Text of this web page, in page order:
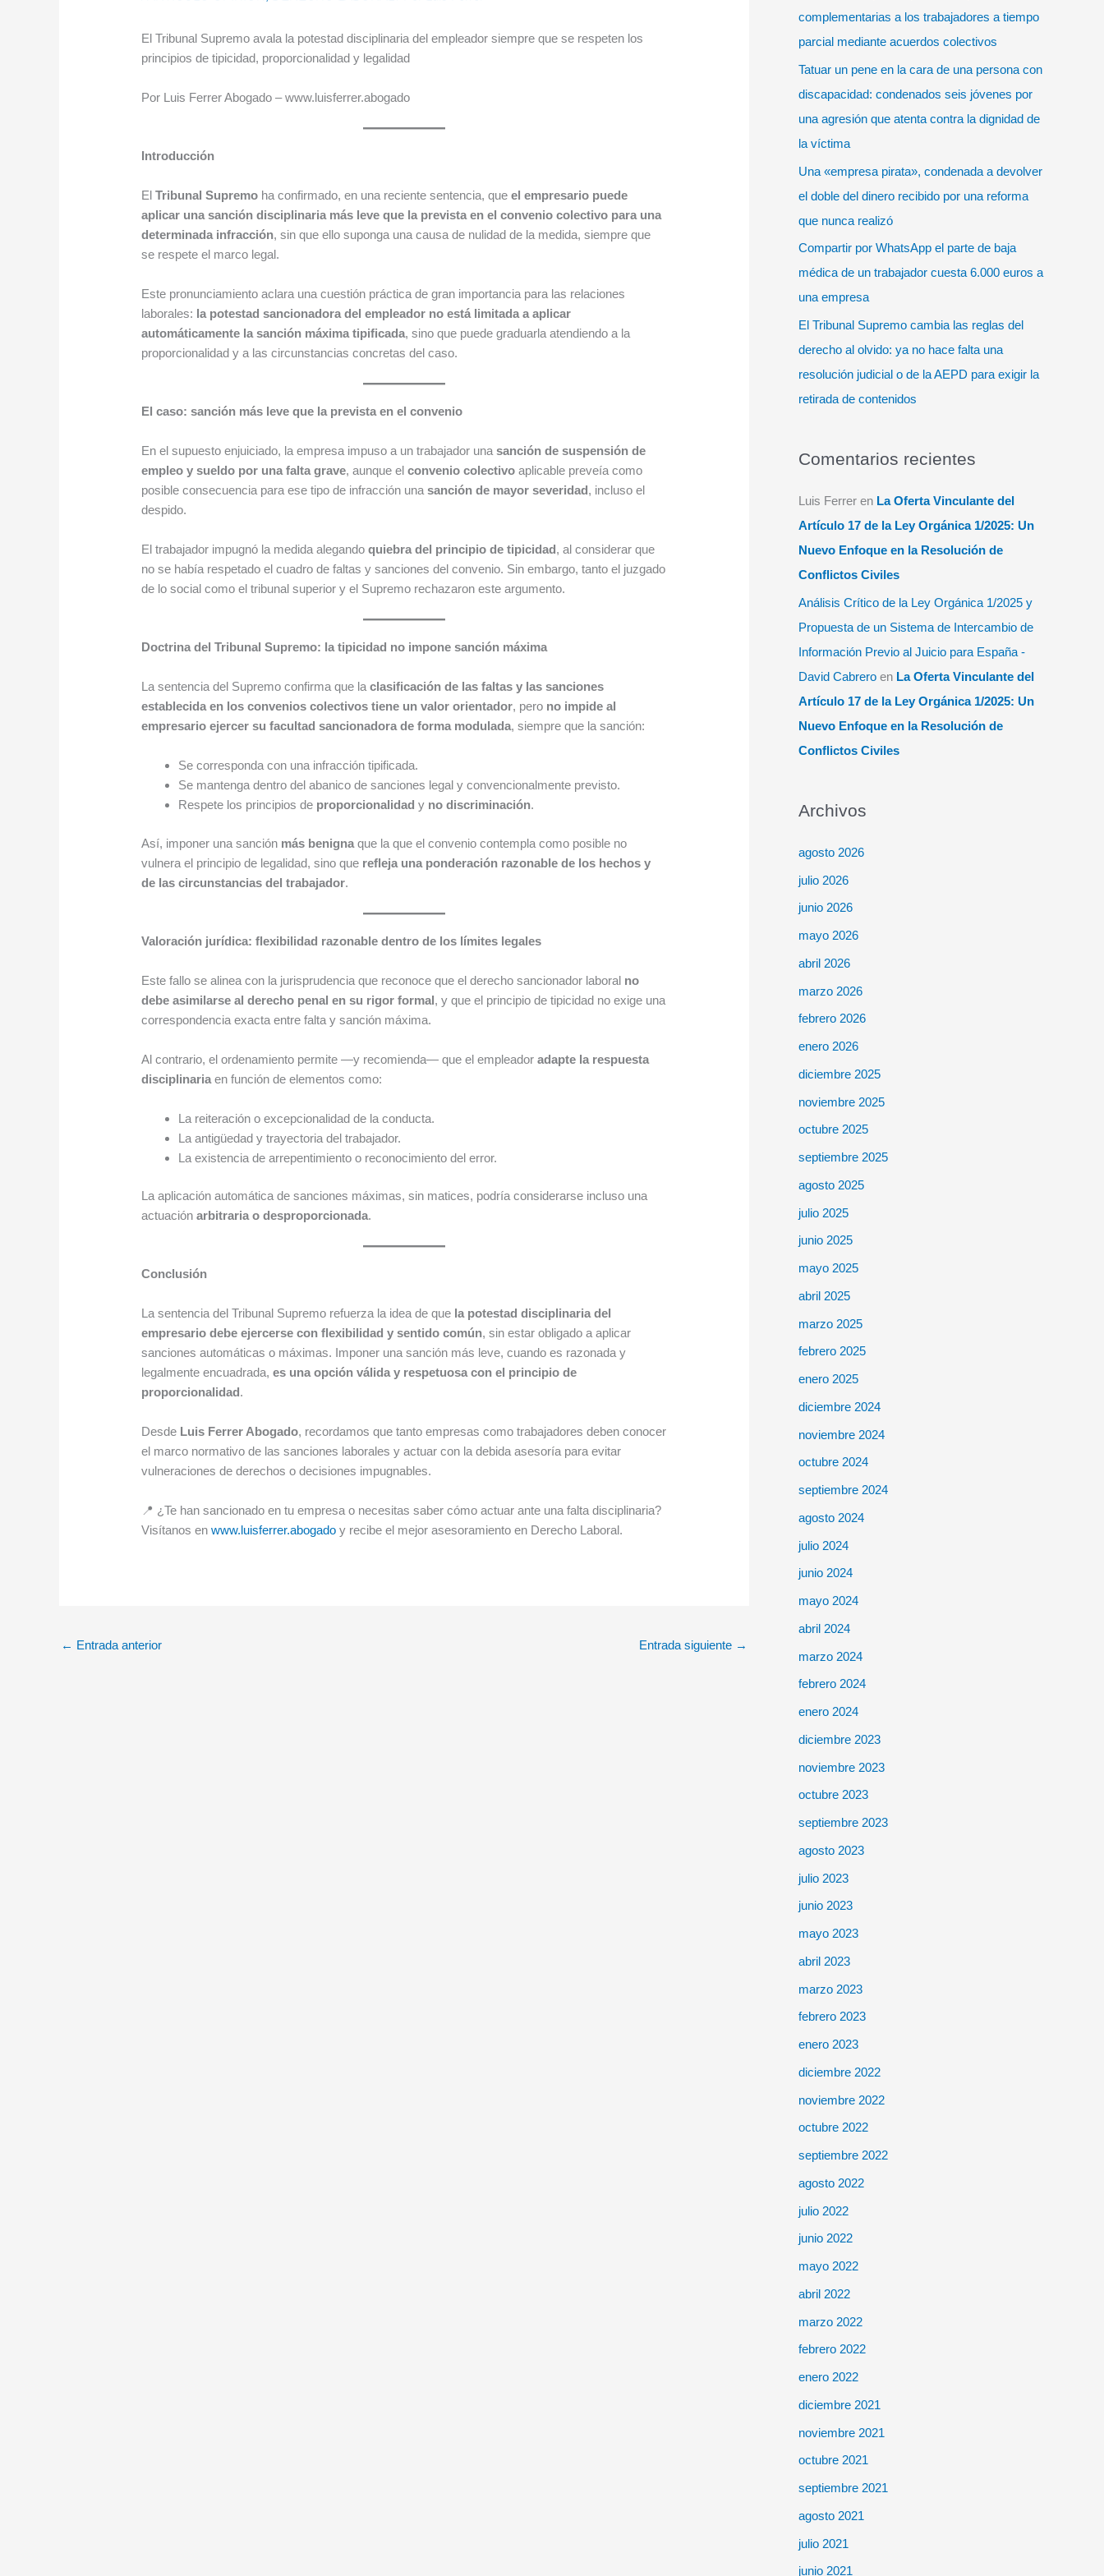
El Tribunal Supremo avala la potestad disciplinaria del empleador siempre que se respeten los
principios de tipicidad, proporcionalidad y legalidad
Por Luis Ferrer Abogado – www.luisferrer.abogado
Introducción
ElTribunal Supremo ha confirmado, en una reciente sentencia, queel empresario puede
aplicar una sanción disciplinaria más leve que la prevista en el convenio colectivo para una
determinada infracción, sin que ello suponga una causa de nulidad de la medida, siempre que
se respete el marco legal.
Este pronunciamiento aclara una cuestión práctica de gran importancia para las relaciones
laborales: la potestad sancionadora del empleador no está limitada a aplicar
automáticamente la sanción máxima tipificada, sino que puede graduarla atendiendo a la
proporcionalidad y a las circunstancias concretas del caso.
El caso: sanción más leve que la prevista en el convenio
En el supuesto enjuiciado, la empresa impuso a un trabajador unasanción de suspensión de
empleo y sueldo por una falta grave, aunque elconvenio colectivo aplicable preveía como
posible consecuencia para ese tipo de infracción unasanción de mayor severidad, incluso el
despido.
El trabajador impugnó la medida alegandoquiebra del principio de tipicidad, al considerar que
no se había respetado el cuadro de faltas y sanciones del convenio. Sin embargo, tanto el juzgado
de lo social como el tribunal superior y el Supremo rechazaron este argumento.
Doctrina del Tribunal Supremo: la tipicidad no impone sanción máxima
La sentencia del Supremo confirma que laclasificación de las faltas y las sanciones
establecida en los convenios colectivos tiene un valor orientador, pero no impide al
empresario ejercer su facultad sancionadora de forma modulada, siempre que la sanción:
Se corresponda con una infracción tipificada.
Se mantenga dentro del abanico de sanciones legal y convencionalmente previsto.
Respete los principios de proporcionalidad y no discriminación.
Así, imponer una sanción más benigna que la que el convenio contempla como posible no
vulnera el principio de legalidad, sino que refleja una ponderación razonable de los hechos y
de las circunstancias del trabajador.
Valoración jurídica: flexibilidad razonable dentro de los límites legales
Este fallo se alinea con la jurisprudencia que reconoce que el derecho sancionador laboral no
debe asimilarse al derecho penal en su rigor formal, y que el principio de tipicidad no exige una
correspondencia exacta entre falta y sanción máxima.
Al contrario, el ordenamiento permite —y recomienda— que el empleadoradapte la respuesta
disciplinaria en función de elementos como:
La reiteración o excepcionalidad de la conducta.
La antigüedad y trayectoria del trabajador.
La existencia de arrepentimiento o reconocimiento del error.
La aplicación automática de sanciones máximas, sin matices, podría considerarse incluso una
actuaciónarbitraria o desproporcionada.
Conclusión
La sentencia del Tribunal Supremo refuerza la idea de que la potestad disciplinaria del
empresario debe ejercerse con flexibilidad y sentido común, sin estar obligado a aplicar
sanciones automáticas o máximas. Imponer una sanción más leve, cuando es razonada y
legalmente encuadrada,es una opción válida y respetuosa con el principio de
proporcionalidad.
Desde Luis Ferrer Abogado, recordamos que tanto empresas como trabajadores deben conocer
el marco normativo de las sanciones laborales y actuar con la debida asesoría para evitar
vulneraciones de derechos o decisiones impugnables.
📍 ¿Te han sancionado en tu empresa o necesitas saber cómo actuar ante una falta disciplinaria?
Visítanos enwww.luisferrer.abogado y recibe el mejor asesoramiento en Derecho Laboral.
← Entrada anterior Entrada siguiente →
complementarias a los trabajadores a tiempo
parcial mediante acuerdos colectivos
Tatuar un pene en la cara de una persona con
discapacidad: condenados seis jóvenes por
una agresión que atenta contra la dignidad de
la víctima
Una «empresa pirata», condenada a devolver
el doble del dinero recibido por una reforma
que nunca realizó
Compartir por WhatsApp el parte de baja
médica de un trabajador cuesta 6.000 euros a
una empresa
El Tribunal Supremo cambia las reglas del
derecho al olvido: ya no hace falta una
resolución judicial o de la AEPD para exigir la
retirada de contenidos
Comentarios recientes
Luis Ferrer en La Oferta Vinculante del
Artículo 17 de la Ley Orgánica 1/2025: Un
Nuevo Enfoque en la Resolución de
Conflictos Civiles
Análisis Crítico de la Ley Orgánica 1/2025 y
Propuesta de un Sistema de Intercambio de
Información Previo al Juicio para España -
David Cabrero en La Oferta Vinculante del
Artículo 17 de la Ley Orgánica 1/2025: Un
Nuevo Enfoque en la Resolución de
Conflictos Civiles
Archivos
agosto 2026
julio 2026
junio 2026
mayo 2026
abril 2026
marzo 2026
febrero 2026
enero 2026
diciembre 2025
noviembre 2025
octubre 2025
septiembre 2025
agosto 2025
julio 2025
junio 2025
mayo 2025
abril 2025
marzo 2025
febrero 2025
enero 2025
diciembre 2024
noviembre 2024
octubre 2024
septiembre 2024
agosto 2024
julio 2024
junio 2024
mayo 2024
abril 2024
marzo 2024
febrero 2024
enero 2024
diciembre 2023
noviembre 2023
octubre 2023
septiembre 2023
agosto 2023
julio 2023
junio 2023
mayo 2023
abril 2023
marzo 2023
febrero 2023
enero 2023
diciembre 2022
noviembre 2022
octubre 2022
septiembre 2022
agosto 2022
julio 2022
junio 2022
mayo 2022
abril 2022
marzo 2022
febrero 2022
enero 2022
diciembre 2021
noviembre 2021
octubre 2021
septiembre 2021
agosto 2021
julio 2021
junio 2021